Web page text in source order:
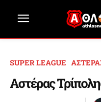
SUPER LEAGUE
Αστέρας